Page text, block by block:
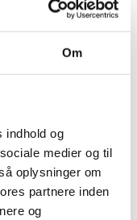
Om
indhold og
medier og til
oplysninger om
partnere inden
og
kl. 19:00 – 21:00
ics
ics
Outlook